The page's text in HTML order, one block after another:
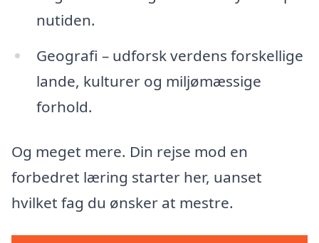
nutiden.
Geografi – udforsk verdens forskellige
lande, kulturer og miljømæssige
forhold.
Og meget mere. Din rejse mod en
forbedret læring starter her, uanset
hvilket fag du ønsker at mestre.